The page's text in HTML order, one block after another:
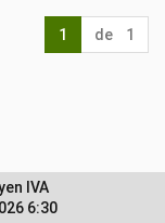
1 de 1
IVA
6:30